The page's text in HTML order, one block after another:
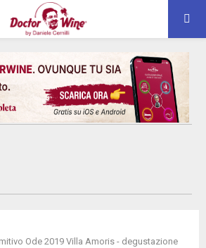
Ode 2019 Villa Amoris - degustazione